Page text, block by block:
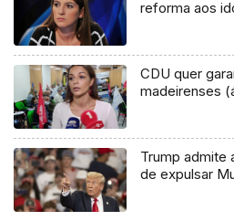
reforma aos
CDU quer
madeirenses
Trump admite
de expulsar